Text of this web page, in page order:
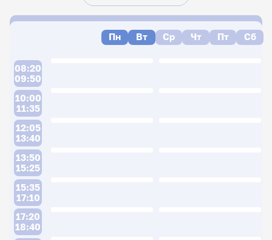
Пн Вт Ср Чт Пт Сб
08:20
09:50
10:00
11:35
12:05
13:40
13:50
15:25
15:35
17:10
17:20
18:40